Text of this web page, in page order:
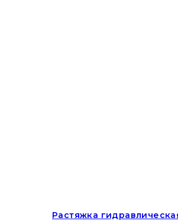
Растяжка